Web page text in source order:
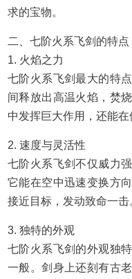
求的宝物。
二、七阶火系飞剑的特点
1. 火焰之力
七阶火系飞剑最大的特
间释放出高温火焰，焚
中发挥巨大作用，还能在
2. 速度与灵活性
七阶火系飞剑不仅威力
它能在空中迅速变换方
接近目标，发动致命一击
3. 独特的外观
七阶火系飞剑的外观独
一般。剑身上还刻有古